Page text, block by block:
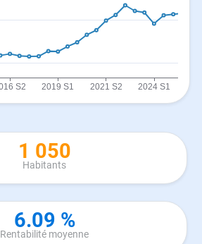
1 050
Habitants
6.09 %
Rentabilité moyenne